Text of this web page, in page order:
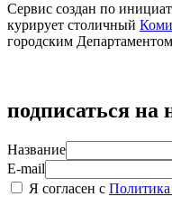
Сервис создан по
курирует столичный
городским
подписаться на
Название
E-mail
Я согласен с Политика